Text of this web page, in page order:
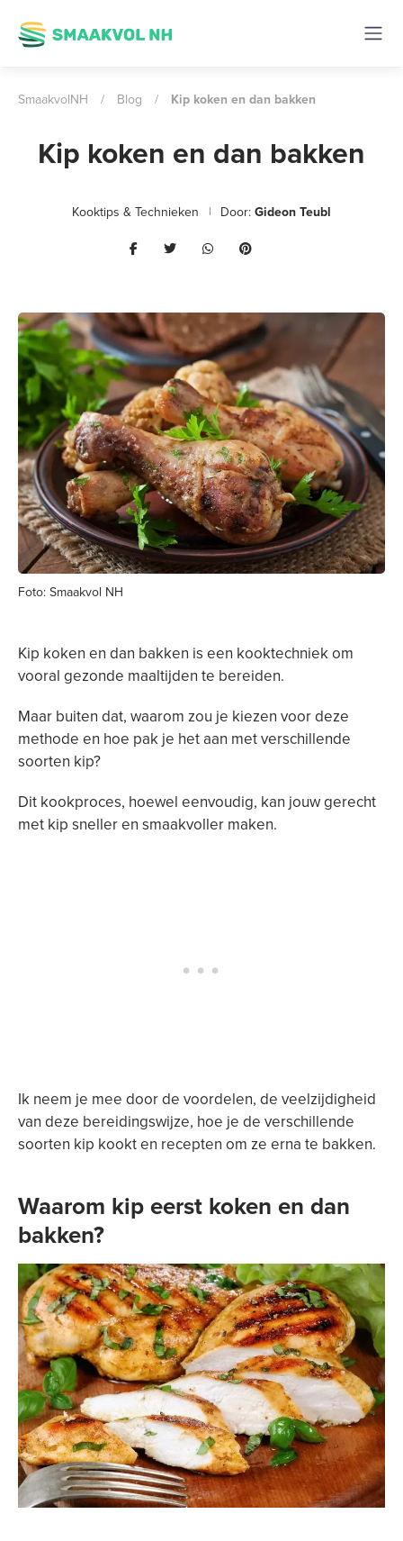
SmaakvolNH / Blog / Kip koken en dan bakken
Foto: Smaakvol NH
Kip koken en dan bakken
Kooktips & Technieken Door:Gideon Teubl
Kip koken en dan bakken is een kooktechniek om
vooral gezonde maaltijden te bereiden.
Maar buiten dat, waarom zou je kiezen voor deze
methode en hoe pak je het aan met verschillende
soorten kip?
Dit kookproces, hoewel eenvoudig, kan jouw gerecht
met kip sneller en smaakvoller maken.
Ik neem je mee door de voordelen, de veelzijdigheid
van deze bereidingswijze, hoe je de verschillende
soorten kip kookt en recepten om ze erna te bakken.
Waarom kip eerst koken en dan
bakken?